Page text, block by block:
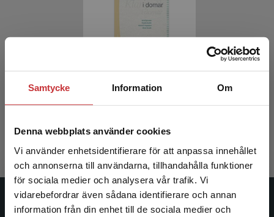
Samtycke Information Om
Denna webbplats använder cookies
Vi använder enhetsidentifierare för att anpassa innehållet
och annonserna till användarna, tillhandahålla funktioner
för sociala medier och analysera vår trafik. Vi
vidarebefordrar även sådana identifierare och annan
information från din enhet till de sociala medier och
Begränsad fraktregion
Klarspråk i domar
Björneke, Britt m.fl.
Exkl. moms: 323 kr
Studentlitteratur